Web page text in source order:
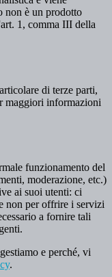
non è un prodotto
1, comma III della
di terze parti,
maggiori informazioni
funzionamento del
moderazione, etc.)
ai suoi utenti: ci
non per offrire i servizi
a fornire tali
e perché, vi
.